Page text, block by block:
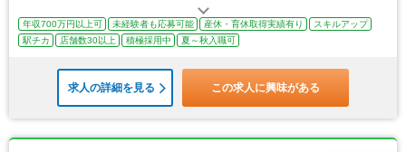
年収700万円以上可 未経験者も応募可能 産休・育休取得実績有り
スキルアップ
駅チカ
店舗数30以上 積極採用中 夏～秋入職可
求人の詳細を見る この求人に興味がある